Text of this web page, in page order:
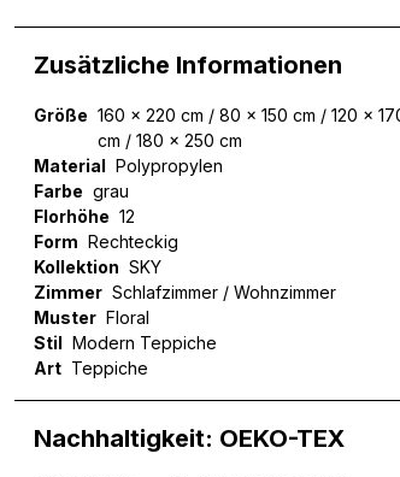
Zusätzliche Informationen
Größe 160 x 220 cm / 80 x 150 cm / 120 x
cm / 180 x 250 cm
Material Polypropylen
Farbe grau
Florhöhe 12
Form Rechteckig
Kollektion SKY
Zimmer Schlafzimmer / Wohnzimmer
Muster Floral
Stil Modern Teppiche
Art Teppiche
Nachhaltigkeit: OEKO-TEX
Wir verwenden Cookies, um
können und um unseren Traffic zu
Website an unsere Partner für
mit weiteren Daten